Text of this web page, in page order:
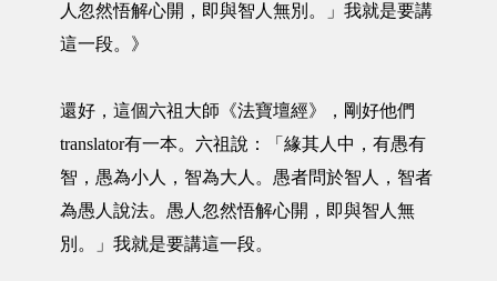
人忽然悟解心開，即與智人無別。」我就是要講
這一段。》
還好，這個六祖大師《法寶壇經》，剛好他們
translator有一本。六祖說：「緣其人中，有愚有
智，愚為小人，智為大人。愚者問於智人，智者
為愚人說法。愚人忽然悟解心開，即與智人無
別。」我就是要講這一段。